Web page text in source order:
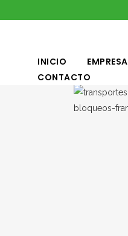
INICIO EMPRESA
CONTACTO